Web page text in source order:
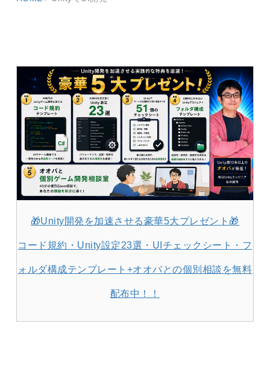
🎁Unity開発を加速させる豪華5大プレゼント🎁
コード規約・Unity設定23選・UIチェックシート・フ
ォルダ構成テンプレート+オオバとの個別相談を無料
配布中！！